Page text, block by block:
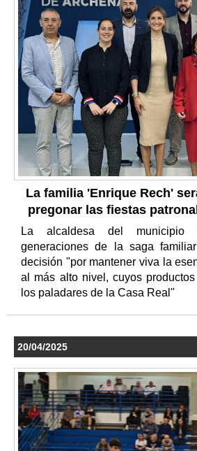
La familia 'Enrique Rech'
pregonar las fiestas
La alcaldesa del municipio
generaciones de la saga
decisión "por mantener viva la
al más alto nivel, cuyos
los paladares de la Casa Real"
20/04/2025